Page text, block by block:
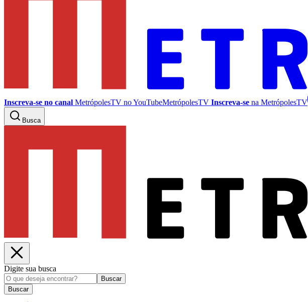
Inscreva-se no canal MetrópolesTV noYouTubeMetrópolesTV Inscreva-se na MetrópolesTV
Busca
Digite sua busca
Buscar
Buscar